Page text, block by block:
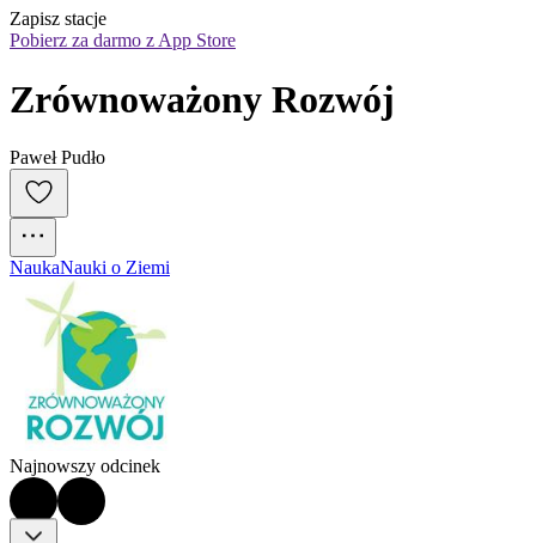
Zapisz stacje
Pobierz za darmo z App Store
Zrównoważony Rozwój
Paweł Pudło
NaukaNauki o Ziemi
Najnowszy odcinek